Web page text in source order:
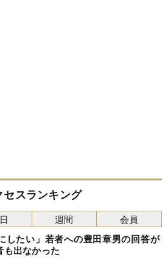
セスランキング
したい」若者への豊田章男の回答が
出なかった
週間 会員